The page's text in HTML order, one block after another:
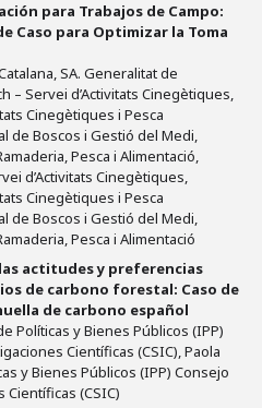
para Trabajos de Campo:
Caso para Optimizar la Toma
SA. Generalitat de
– Servei d’Activitats Cinegètiques,
Cinegètiques i Pesca
de Boscos i Gestió del Medi,
Pesca i Alimentació,
d’Activitats Cinegètiques,
Cinegètiques i Pesca
de Boscos i Gestió del Medi,
Pesca i Alimentació
actitudes y preferencias
de carbono forestal: Caso de
de carbono español
Políticas y Bienes Públicos (IPP)
Científicas (CSIC), Paola
y Bienes Públicos (IPP) Consejo
(CSIC)